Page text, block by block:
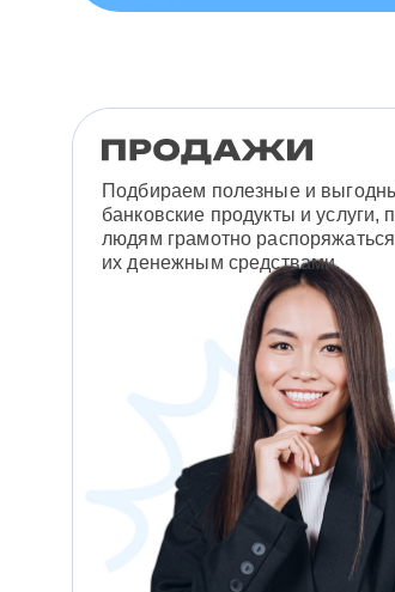
Подбираем полезные и
банковские продукты и услуги,
людям грамотно распоряжаться
их денежным средствами.